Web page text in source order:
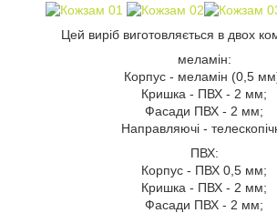
Цей виріб виготовляється в двох
меламін:
Корпус - меламін (0,5
Кришка - ПВХ - 2 мм;
Фасади ПВХ - 2 мм;
Направляючі -
ПВХ:
Корпус - ПВХ 0,5 мм;
Кришка - ПВХ - 2 мм;
Фасади ПВХ - 2 мм;